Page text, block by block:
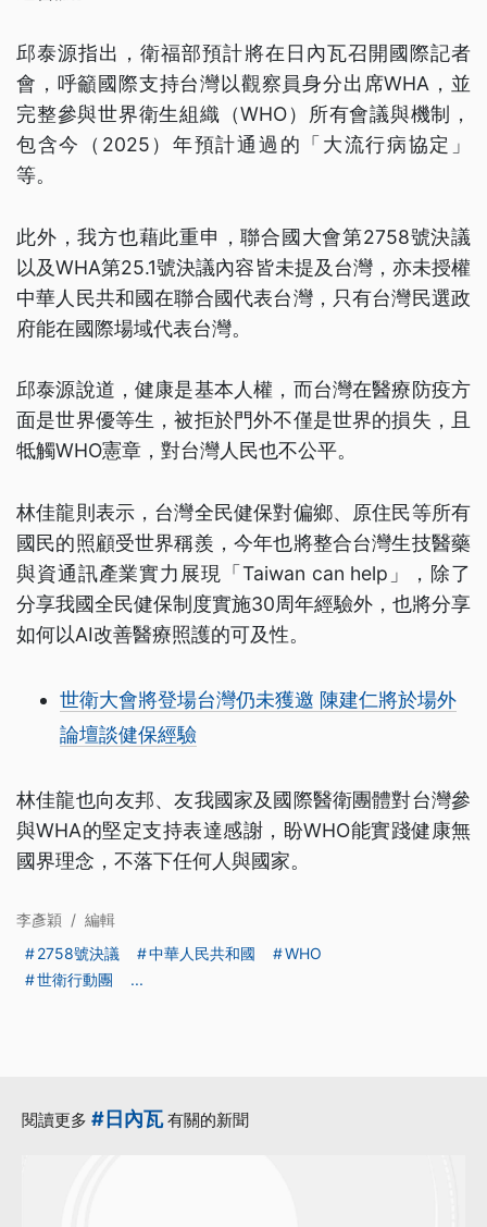
邱泰源指出，衛福部預計將在日內瓦召開國際記者
會，呼籲國際支持台灣以觀察員身分出席WHA，並
完整參與世界衛生組織（WHO）所有會議與機制，
包含今（2025）年預計通過的「大流行病協定」
等。
此外，我方也藉此重申，聯合國大會第2758號決議
以及WHA第25.1號決議內容皆未提及台灣，亦未授權
中華人民共和國在聯合國代表台灣，只有台灣民選政
府能在國際場域代表台灣。
邱泰源說道，健康是基本人權，而台灣在醫療防疫方
面是世界優等生，被拒於門外不僅是世界的損失，且
牴觸WHO憲章，對台灣人民也不公平。
林佳龍則表示，台灣全民健保對偏鄉、原住民等所有
國民的照顧受世界稱羨，今年也將整合台灣生技醫藥
與資通訊產業實力展現「Taiwan can help」，除了
分享我國全民健保制度實施30周年經驗外，也將分享
如何以AI改善醫療照護的可及性。
世衛大會將登場台灣仍未獲邀 陳建仁將於場外
論壇談健保經驗
林佳龍也向友邦、友我國家及國際醫衛團體對台灣參
與WHA的堅定支持表達感謝，盼WHO能實踐健康無
國界理念，不落下任何人與國家。
李彥穎 / 編輯
2758號決議
中華人民共和國
WHO
世衛行動團
...
閱讀更多 #日內瓦有關的新聞